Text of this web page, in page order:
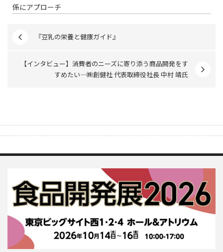
係にアプローチ
『豆乳の栄養と健康ガイド』
【インタビュー】消費者のニーズに寄り添う商品開発をす
すめたい―㈱創健社 代表取締役社長 中村 靖氏